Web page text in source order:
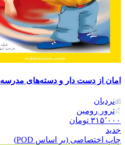
امان از دست دار و دسته‌های مدرسه
نردبان
ترور رومین
۳۱۵٬۰۰۰ تومان
جدید
چاپ اختصاصی (بر اساس POD)